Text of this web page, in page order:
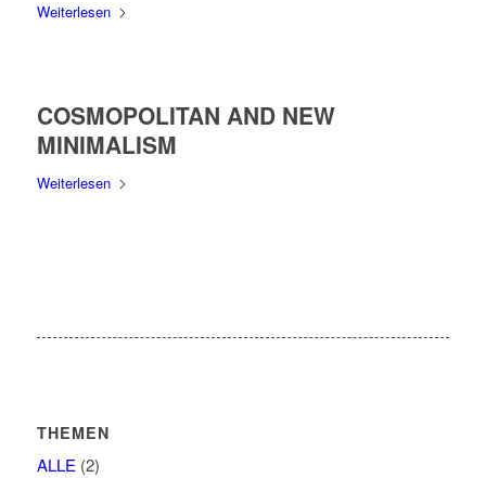
Weiterlesen
COSMOPOLITAN AND NEW
MINIMALISM
Weiterlesen
THEMEN
ALLE (2)